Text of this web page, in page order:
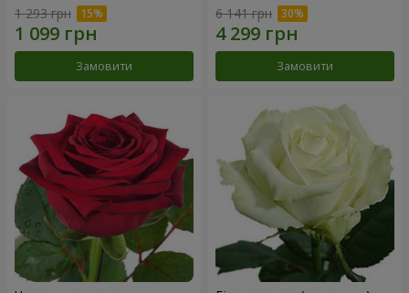
1 293 грн
Замовити
6 141 грн
Замовити